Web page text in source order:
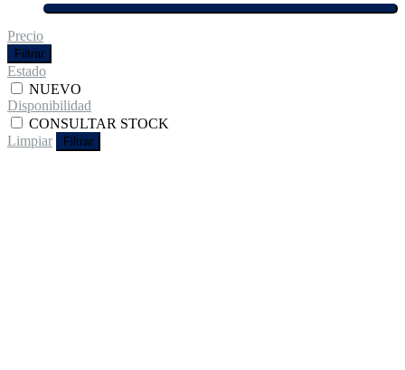
Precio
Filtrar
Estado
NUEVO
Disponibilidad
CONSULTAR STOCK
Limpiar
Filtrar